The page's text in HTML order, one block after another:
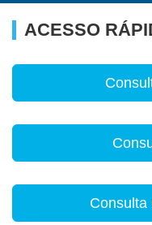
ACESSO
Consulta